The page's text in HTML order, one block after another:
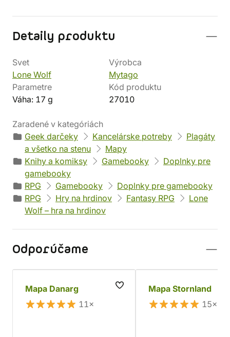
Detaily produktu
Svet
Lone Wolf
Výrobca
Mytago
Parametre
Váha: 17 g
Kód produktu
27010
Zaradené v kategóriách
Geek darčeky
Kancelárske potreby
Plagáty
a všetko na stenu
Mapy
Knihy a komiksy
Gamebooky
Doplnky pre
gamebooky
RPG
Gamebooky
Doplnky pre gamebooky
RPG
Hry na hrdinov Fantasy RPG
Lone
Wolf – hra na hrdinov
Odporúčame
Mapa Danarg
11×
Mapa Stornland
15×